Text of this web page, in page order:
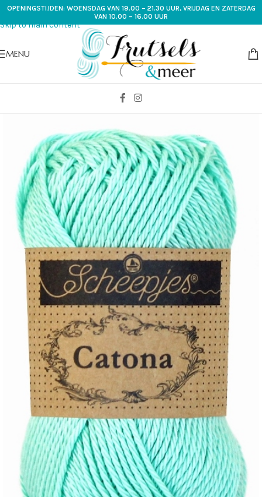
Skip to navigation
Skip to main content
OPENINGSTIJDEN: WOENSDAG VAN 19.00 – 21.30 UUR, VRIJDAG EN ZATERDAG
VAN 10.00 – 16.00 UUR
MENU